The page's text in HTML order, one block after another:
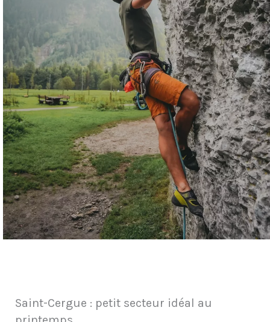
Saint-Cergue : petit secteur idéal au